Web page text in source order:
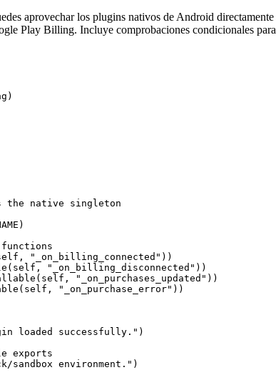
aprovechar los plugins nativos de Android
Play Billing. Incluye comprobaciones condicionales
the native singleton
"_on_billing_connected"))
"_on_billing_disconnected"))
"_on_purchases_updated"))
"_on_purchase_error"))
loaded successfully.")
exports
sandbox environment.")